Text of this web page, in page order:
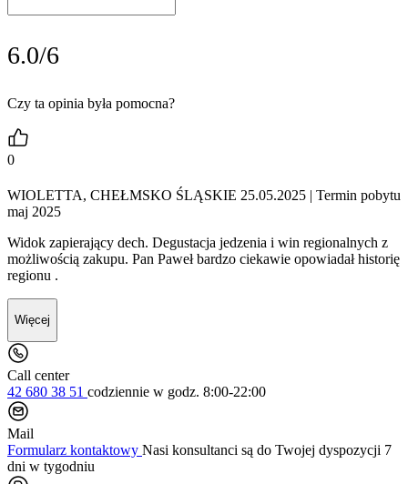
6.0/6
Czy ta opinia była pomocna?
0
WIOLETTA, CHEŁMSKO ŚLĄSKIE 25.05.2025 | Termin pobytu
maj 2025
Widok zapierający dech. Degustacja jedzenia i win regionalnych z
możliwością zakupu. Pan Paweł bardzo ciekawie opowiadał historię
regionu .
Więcej
Call center
42 680 38 51 codziennie w godz. 8:00-22:00
Mail
Formularz kontaktowy Nasi konsultanci są do Twojej dyspozycji 7
dni w tygodniu